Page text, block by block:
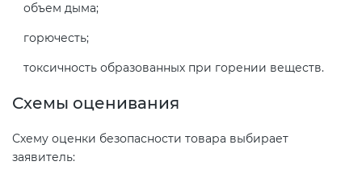
объем дыма;
горючесть;
токсичность образованных при горении веществ.
Схемы оценивания
Схему оценки безопасности товара выбирает
заявитель: